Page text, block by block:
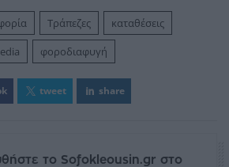
Τράπεζες
καταθέσεις
φοροδιαφυγή
tweet share
το Sofokleousin.gr στο